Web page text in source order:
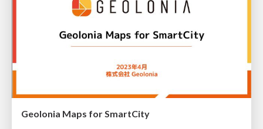
Geolonia Maps for SmartCity